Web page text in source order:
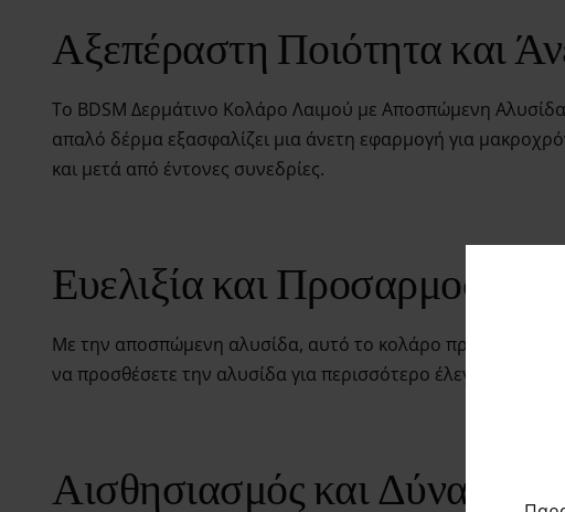
Αξεπέραστη Ποιότητα και
Το BDSM Δερμάτινο Κολάρο Λαιμού με Αποσπώμενη
απαλό δέρμα εξασφαλίζει μια άνετη εφαρμογή για
και μετά από έντονες συνεδρίες.
Ευελιξία και
Με την αποσπώμενη αλυσίδα, αυτό το κολάρο προσφέρει
να προσθέσετε την αλυσίδα για περισσότερο έλεγχο και
Αισθησιασμός και Δύναμη